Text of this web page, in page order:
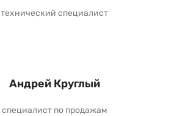
технический специалист
Андрей Круглый
специалист по продажам